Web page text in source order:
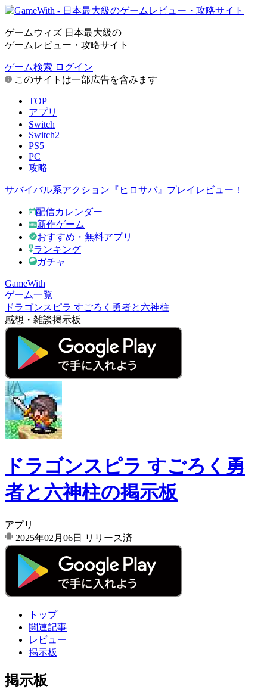
ゲームウィズ 日本最大級の
ゲームレビュー・攻略サイト
ゲーム検索 ログイン
このサイトは一部広告を含みます
TOP
アプリ
Switch
Switch2
PS5
PC
攻略
サバイバル系アクション『ヒロサバ』プレイレビュー！
配信カレンダー
新作ゲーム
おすすめ・無料アプリ
ランキング
ガチャ
GameWith
ゲーム一覧
ドラゴンスピラ すごろく勇者と六神柱
感想・雑談掲示板
ドラゴンスピラ すごろく勇
者と六神柱の掲示板
アプリ
2025年02月06日
リリース済
トップ
関連記事
レビュー
掲示板
掲示板